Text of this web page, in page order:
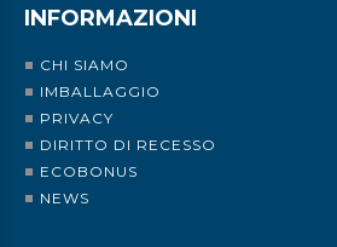
INFORMAZIONI
CHI SIAMO
IMBALLAGGIO
PRIVACY
DIRITTO DI RECESSO
ECOBONUS
NEWS